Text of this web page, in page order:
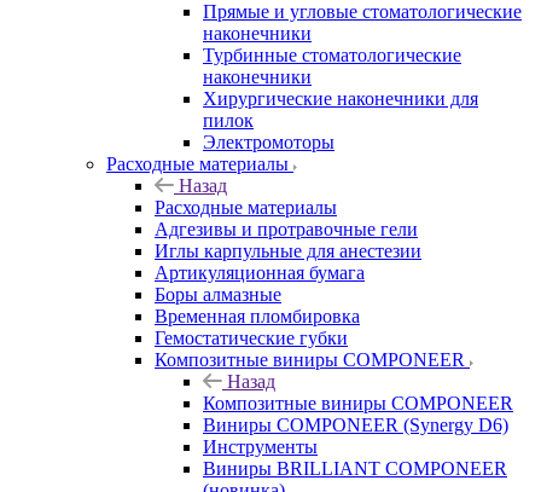
Прямые и угловые стоматологические
наконечники
Турбинные стоматологические
наконечники
Хирургические наконечники для
пилок
Электромоторы
Расходные материалы
Назад
Расходные материалы
Адгезивы и протравочные гели
Иглы карпульные для анестезии
Артикуляционная бумага
Боры алмазные
Временная пломбировка
Гемостатические губки
Композитные виниры COMPONEER
Назад
Композитные виниры COMPONEER
Виниры COMPONEER (Synergy D6)
Инструменты
Виниры BRILLIANT COMPONEER